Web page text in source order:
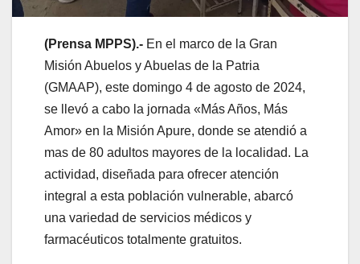
(Prensa MPPS).- En el marco de la Gran
Misión Abuelos y Abuelas de la Patria
(GMAAP), este domingo 4 de agosto de 2024,
se llevó a cabo la jornada «Más Años, Más
Amor» en la Misión Apure, donde se atendió a
mas de 80 adultos mayores de la localidad. La
actividad, diseñada para ofrecer atención
integral a esta población vulnerable, abarcó
una variedad de servicios médicos y
farmacéuticos totalmente gratuitos.